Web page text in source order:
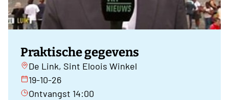
Praktische gegevens
De Link, Sint Eloois Winkel
19-10-26
Ontvangst 14:00